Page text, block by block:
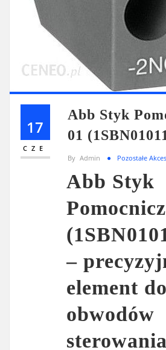
17
CZE
Abb Styk
01
By Admin Pozostałe
Abb Styk
–
element do
obwodów
sterowania